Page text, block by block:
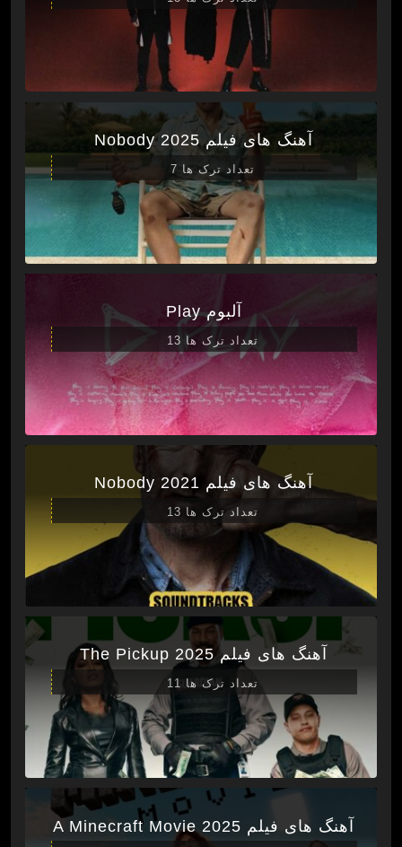
آهنگ های فیلم Nobody 2025
تعداد ترک ها 7
آلبوم Play
تعداد ترک ها 13
آهنگ های فیلم Nobody 2021
تعداد ترک ها 13
آهنگ های فیلم The Pickup 2025
تعداد ترک ها 11
آهنگ های فیلم A Minecraft Movie 2025